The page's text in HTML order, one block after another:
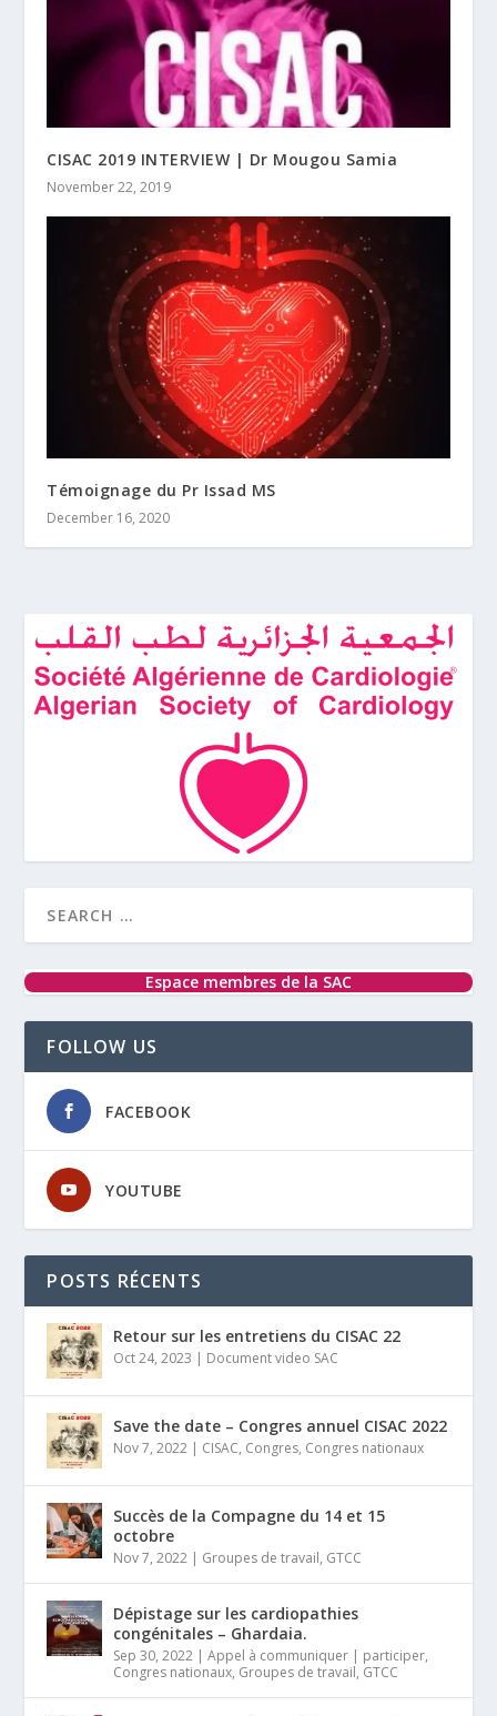
CISAC 2019 INTERVIEW | Dr Mougou Samia
November 22, 2019
Témoignage du Pr Issad MS
December 16, 2020
Espace membres de la SAC
FOLLOW US
FACEBOOK
YOUTUBE
POSTS RÉCENTS
Retour sur les entretiens du CISAC 22
Oct 24, 2023 | Document video SAC
Save the date – Congres annuel CISAC 2022
Nov 7, 2022 | CISAC, Congres, Congres nationaux
Succès de la Compagne du 14 et 15
octobre
Nov 7, 2022 | Groupes de travail, GTCC
Dépistage sur les cardiopathies
congénitales – Ghardaia.
Sep 30, 2022 |Appel à communiquer | participer,
Congres nationaux, Groupes de travail, GTCC